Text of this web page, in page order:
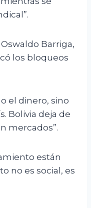
Oswaldo Barriga,
los bloqueos
el dinero, sino
Bolivia deja de
mercados”.
están
no es social, es